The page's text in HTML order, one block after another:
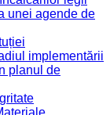
unei agende de
implementării
planul de